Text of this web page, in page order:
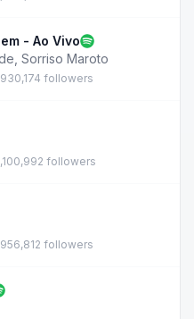
- Ao Vivo
Sorriso Maroto
followers
followers
followers